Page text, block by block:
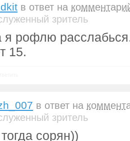
в ответ на
зритель
я рофлю
15.
в ответ на
зритель
сорян))